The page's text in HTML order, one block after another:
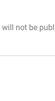
not be